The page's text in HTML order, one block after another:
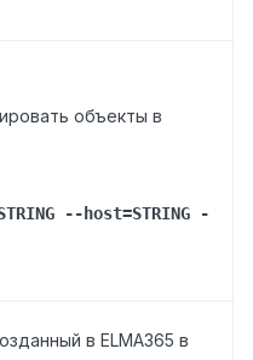
объекты в
--host=STRING -
в ELMA365 в